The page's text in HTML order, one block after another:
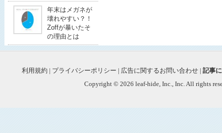
年末はメガネが
壊れやすい？！
Zoffが暴いたそ
の理由とは
利用規約 | プライバシーポリシー | 広告に関するお問い合わせ | 記事
Copyright © 2026 leaf-hide, Inc., Inc. All rights